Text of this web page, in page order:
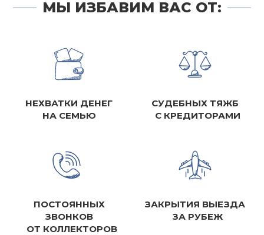
МЫ ИЗБАВИМ ВАС ОТ:
НЕХВАТКИ ДЕНЕГ
НА СЕМЬЮ
СУДЕБНЫХ ТЯЖБ
С КРЕДИТОРАМИ
ПОСТОЯННЫХ
ЗВОНКОВ
ОТ КОЛЛЕКТОРОВ
ЗАКРЫТИЯ ВЫЕЗДА
ЗА РУБЕЖ